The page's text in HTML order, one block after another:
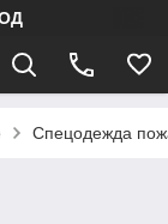
Спецодежда